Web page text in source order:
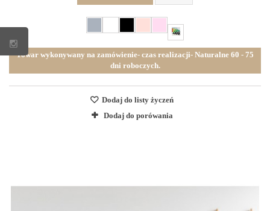
Towar wykonywany na zamówienie- czas realizacji- Naturalne 60 - 75
dni roboczych.
Dodaj do listy życzeń
Dodaj do porówania